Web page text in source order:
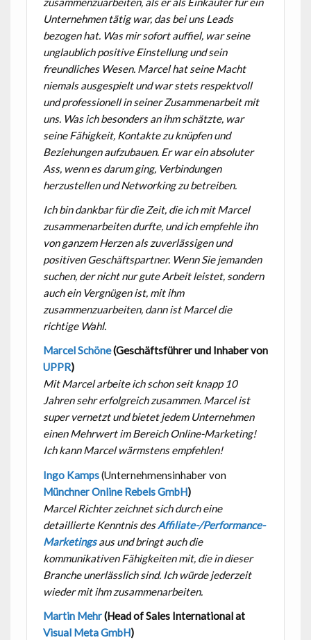
Unternehmen tätig war, das bei uns Leads
bezogen hat. Was mir sofort auffiel, war seine
unglaublich positive Einstellung und sein
freundliches Wesen. Marcel hat seine Macht
niemals ausgespielt und war stets respektvoll
und professionell in seiner Zusammenarbeit mit
uns. Was ich besonders an ihm schätzte, war
seine Fähigkeit, Kontakte zu knüpfen und
Beziehungen aufzubauen. Er war ein absoluter
Ass, wenn es darum ging, Verbindungen
herzustellen und Networking zu betreiben.
Ich bin dankbar für die Zeit, die ich mit Marcel
zusammenarbeiten durfte, und ich empfehle ihn
von ganzem Herzen als zuverlässigen und
positiven Geschäftspartner. Wenn Sie jemanden
suchen, der nicht nur gute Arbeit leistet, sondern
auch ein Vergnügen ist, mit ihm
zusammenzuarbeiten, dann ist Marcel die
richtige Wahl.
Marcel Schöne(Geschäftsführer und Inhaber von
UPPR)
Mit Marcel arbeite ich schon seit knapp 10
Jahren sehr erfolgreich zusammen. Marcel ist
super vernetzt und bietet jedem Unternehmen
einen Mehrwert im Bereich Online-Marketing!
Ich kann Marcel wärmstens empfehlen!
Ingo Kamps(Unternehmensinhaber von
Münchner Online Rebels GmbH)
Marcel Richter zeichnet sich durch eine
detaillierte Kenntnis desAffiliate-/Performance-
Marketingsaus und bringt auch die
kommunikativen Fähigkeiten mit, die in dieser
Branche unerlässlich sind. Ich würde jederzeit
wieder mit ihm zusammenarbeiten.
Martin Mehr(Head of Sales International at
Visual Meta GmbH)